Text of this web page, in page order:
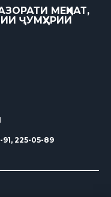
МЕҲНАТ,
ҶУМҲУРИИ
225-05-89